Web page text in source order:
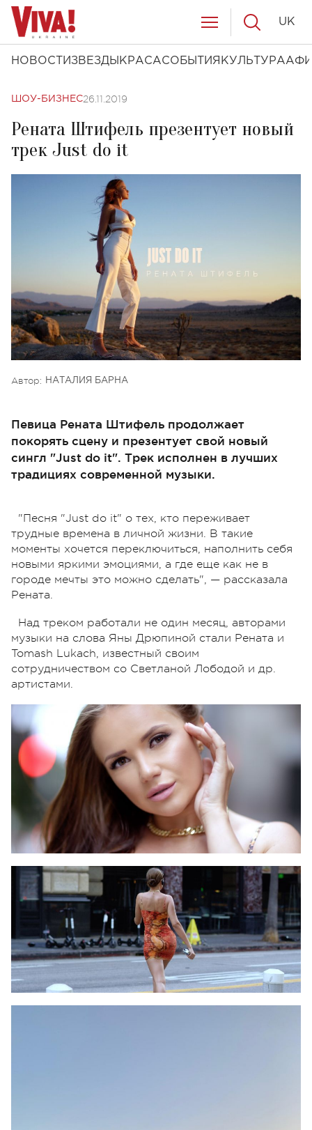
НОВОСТИ ЗВЕЗДЫ КРАСАСОБЫТИЯ КУЛЬТУРА
UK
ШОУ-БИЗНЕС26.11.2019
Рената Штифель презентует новый
трек Just do it
Автор: НАТАЛИЯ БАРНА
Певица Рената Штифель продолжает
покорять сцену и презентует свой новый
сингл "Just do it". Трек исполнен в лучших
традициях современной музыки.
"Песня "Just do it" о тех, кто переживает
трудные времена в личной жизни. В такие
моменты хочется переключиться, наполнить себя
новыми яркими эмоциями, а где еще как не в
городе мечты это можно сделать", — рассказала
Рената.
Над треком работали не один месяц, авторами
музыки на слова Яны Дрюпиной стали Рената и
Tomash Lukach, известный своим
сотрудничеством со Светланой Лободой и др.
артистами.